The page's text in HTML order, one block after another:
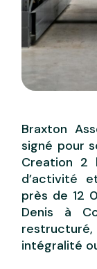
Braxton
signé pour
Creation 2
d’activité
près de 12
Denis à
intégralité